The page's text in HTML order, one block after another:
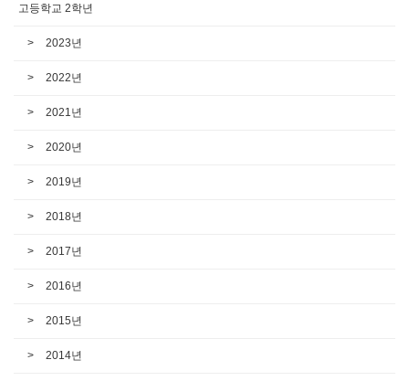
고등학교 2학년
2023년
2022년
2021년
2020년
2019년
2018년
2017년
2016년
2015년
2014년